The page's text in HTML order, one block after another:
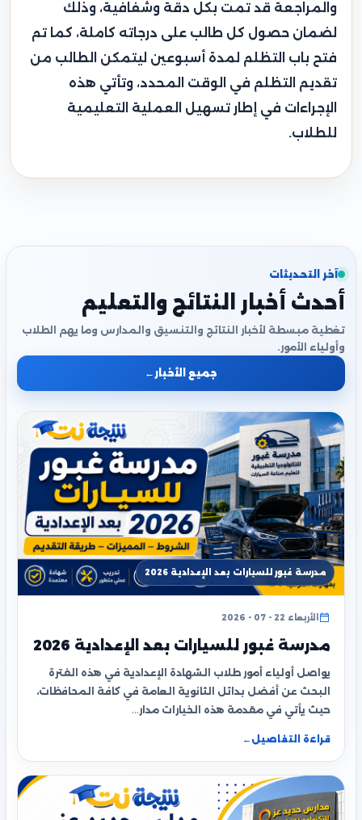
والمراجعة قد تمت بكل دقة وشفافية، وذلك
لضمان حصول كل طالب على درجاته كاملة، كما تم
فتح باب التظلم لمدة أسبوعين ليتمكن الطالب من
تقديم التظلم في الوقت المحدد، وتأتي هذه
الإجراءات في إطار تسهيل العملية التعليمية
للطلاب.
آخر التحديثات
أحدث أخبار النتائج والتعليم
تغطية مبسطة لأخبار النتائج والتنسيق والمدارس وما يهم الطلاب
وأولياء الأمور.
جميع الأخبار ←
مدرسة غبور للسيارات بعد الإعدادية 2026
الأربعاء 22 - 07 - 2026
مدرسة غبور للسيارات بعد الإعدادية 2026
يواصل أولياء أمور طلاب الشهادة الإعدادية في هذه الفترة
البحث عن أفضل بدائل الثانوية العامة في كافة المحافظات،
حيث يأتي في مقدمة هذه الخيارات مدار…
قراءة التفاصيل ←